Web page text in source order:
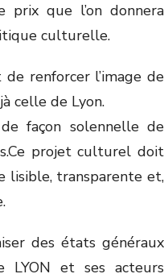
prix que l’on donnera
culturelle.
renforcer l’image de
celle de Lyon.
façon solennelle de
projet culturel doit
lisible, transparente et,
des états généraux
et ses acteurs